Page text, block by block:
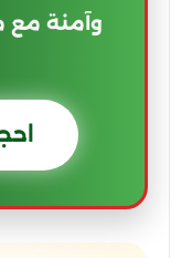
وآمنة مع